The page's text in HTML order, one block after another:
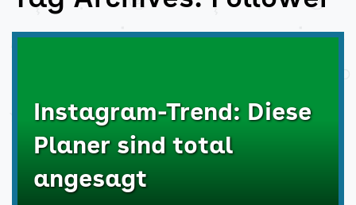
Instagram-Trend: Diese
Planer sind total
angesagt